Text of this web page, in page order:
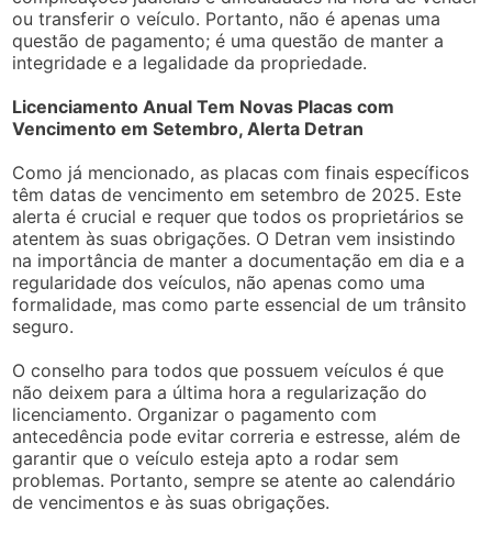
ou transferir o veículo. Portanto, não é apenas uma
questão de pagamento; é uma questão de manter a
integridade e a legalidade da propriedade.
Licenciamento Anual Tem Novas Placas com
Vencimento em Setembro, Alerta Detran
Como já mencionado, as placas com finais específicos
têm datas de vencimento em setembro de 2025. Este
alerta é crucial e requer que todos os proprietários se
atentem às suas obrigações. O Detran vem insistindo
na importância de manter a documentação em dia e a
regularidade dos veículos, não apenas como uma
formalidade, mas como parte essencial de um trânsito
seguro.
O conselho para todos que possuem veículos é que
não deixem para a última hora a regularização do
licenciamento. Organizar o pagamento com
antecedência pode evitar correria e estresse, além de
garantir que o veículo esteja apto a rodar sem
problemas. Portanto, sempre se atente ao calendário
de vencimentos e às suas obrigações.